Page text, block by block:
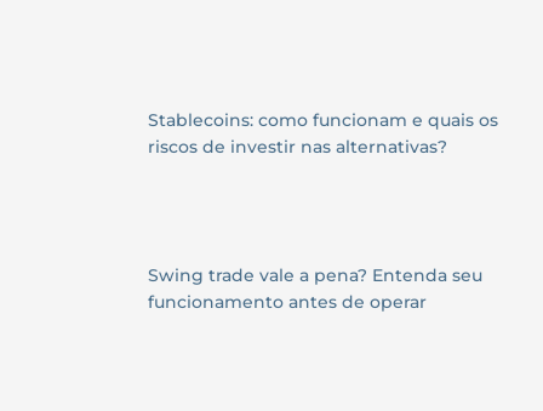
Stablecoins: como funcionam e quais os
riscos de investir nas alternativas?
Swing trade vale a pena? Entenda seu
funcionamento antes de operar